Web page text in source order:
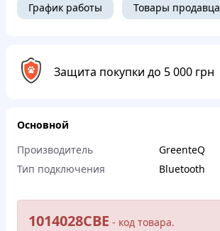
График работы Товары продавца
Защита покупки до 5 000 грн
Основной
Производитель
GreenteQ
Тип подключения
Bluetooth
1014028CBE - кoд товapa.